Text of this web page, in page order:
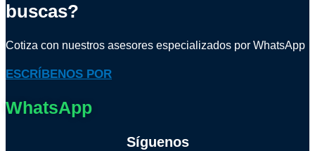
buscas?
Cotiza con nuestros asesores especializados por WhatsApp
ESCRÍBENOS POR
WhatsApp
Síguenos